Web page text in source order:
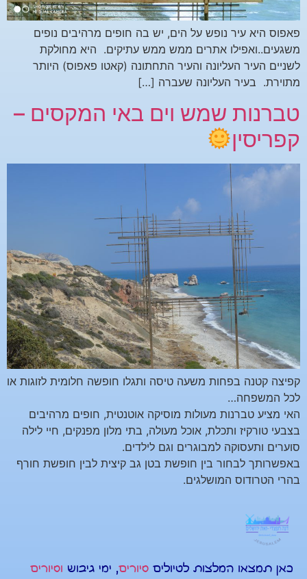
פאפוס היא עיר נופש על הים, יש בה חופים מרהיבים נופים
משגעים..ואפילו אתרים ממש ממש עתיקים. היא מחולקת
לשניים העיר העליונה והעיר התחתונה (קאטו פאפוס) היותר
מתוירת. בעיר העליונה שעברה […]
טברנות שמש וים באי המקסים –
קפריסין
קפיצה קטנה בפחות משעה טיסה ותגלו חופשה חלומית לזוגות או
לכל המשפחה…
האי מציע טברנות מעולות מוסיקה אוטנטית, חופים מרהיבים
בצבעי טורקיז ותכלת, אוכל מעולה, בתי מלון מפנקים, חיי לילה
סוערים ותעסוקה למבוגרים וגם לילדים.
באפשרותך לבחור בין חופשת בטן גב קיצית לבין חופשת חורף
בהרי הטרודוס המושלגים.
כאן תמצאו המלצות לטיולים סיורים, ימי גיבוש וסיורים